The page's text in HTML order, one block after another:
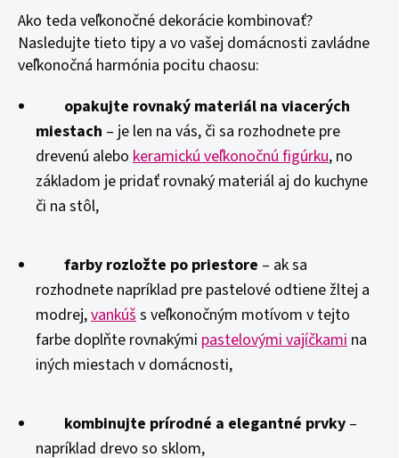
Ako teda veľkonočné dekorácie kombinovať?
Nasledujte tieto tipy a vo vašej domácnosti zavládne
veľkonočná harmónia pocitu chaosu:
opakujte rovnaký materiál na viacerých
miestach – je len na vás, či sa rozhodnete pre
drevenú alebo keramickú veľkonočnú figúrku, no
základom je pridať rovnaký materiál aj do kuchyne
či na stôl,
farby rozložte po priestore – ak sa
rozhodnete napríklad pre pastelové odtiene žltej a
modrej,vankúšs veľkonočným motívom v tejto
farbe doplňte rovnakými pastelovými vajíčkami na
iných miestach v domácnosti,
kombinujte prírodné a elegantné prvky –
napríklad drevo so sklom,